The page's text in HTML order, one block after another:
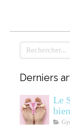
Rechercher
Derniers
Le